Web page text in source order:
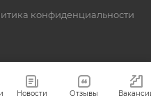
конфиденциальности
Новости Отзывы